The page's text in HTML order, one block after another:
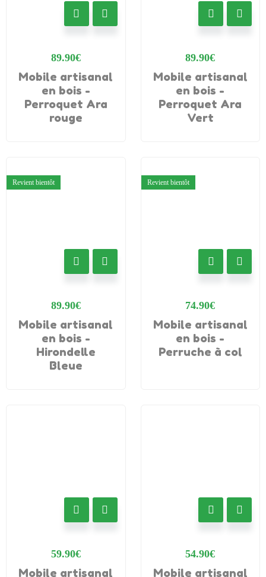
89.90€
Mobile artisanal
en bois -
Perroquet Ara
rouge
89.90€
Mobile artisanal
en bois -
Perroquet Ara
Vert
Revient bientôt
89.90€
Mobile artisanal
en bois -
Hirondelle
Bleue
Revient bientôt
74.90€
Mobile artisanal
en bois -
Perruche à col
59.90€
Mobile artisanal
54.90€
Mobile artisanal